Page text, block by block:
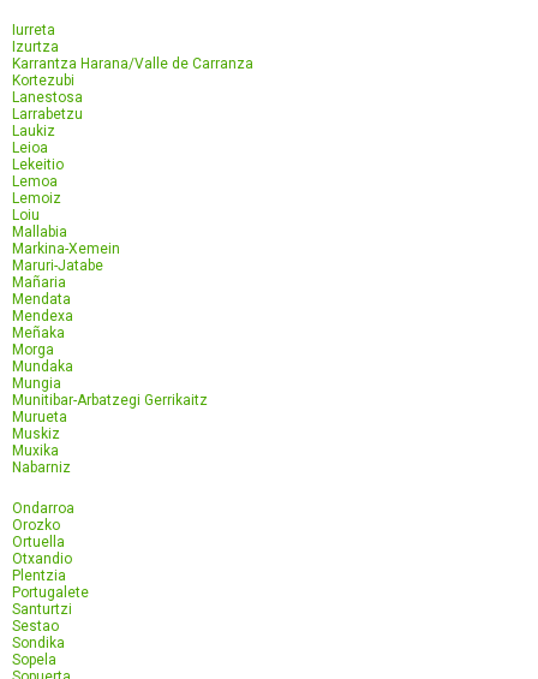
Iurreta
Izurtza
Karrantza Harana/Valle de Carranza
Kortezubi
Lanestosa
Larrabetzu
Laukiz
Leioa
Lekeitio
Lemoa
Lemoiz
Loiu
Mallabia
Markina-Xemein
Maruri-Jatabe
Mañaria
Mendata
Mendexa
Meñaka
Morga
Mundaka
Mungia
Munitibar-Arbatzegi Gerrikaitz
Murueta
Muskiz
Muxika
Nabarniz
Ondarroa
Orozko
Ortuella
Otxandio
Plentzia
Portugalete
Santurtzi
Sestao
Sondika
Sopela